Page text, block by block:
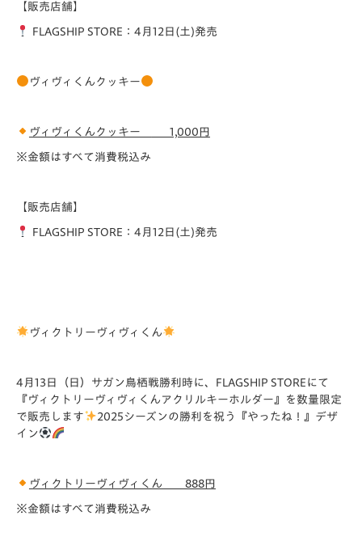
【販売店舗】
FLAGSHIP STORE：4月12日(土)発売
ヴィヴィくんクッキー
ヴィヴィくんクッキー 1,000円
※金額はすべて消費税込み
【販売店舗】
FLAGSHIP STORE：4月12日(土)発売
ヴィクトリーヴィヴィくん
4月13日（日）サガン鳥栖戦勝利時に、FLAGSHIP STOREにて
『ヴィクトリーヴィヴィくんアクリルキーホルダー』を数量限定
で販売します
2025シーズンの勝利を祝う『やったね！』デザ
イン
ヴィクトリーヴィヴィくん 888円
※金額はすべて消費税込み